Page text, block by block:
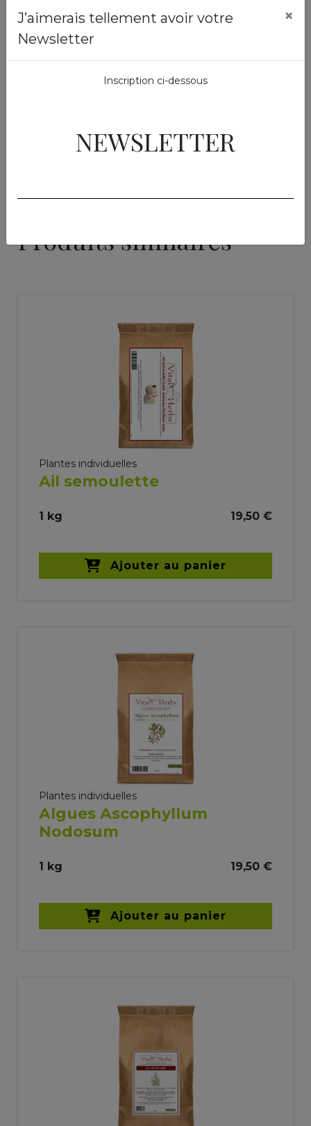
Soins externes
Nebuline
Produits similaires
Plantes individuelles
Ail semoulette
1 kg 19,50 €
Ajouter au panier
Plantes individuelles
Algues Ascophyllum
Nodosum
1 kg 19,50 €
Ajouter au panier
J’aimerais tellement avoir votre
Newsletter
×
Inscription ci-dessous
NEWSLETTER